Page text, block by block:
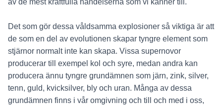
Det som gör dessa våldsamma explosioner så viktiga är att
de som en del av evolutionen skapar tyngre element som
stjärnor normalt inte kan skapa. Vissa supernovor
producerar till exempel kol och syre, medan andra kan
producera ännu tyngre grundämnen som järn, zink, silver,
tenn, guld, kvicksilver, bly och uran. Många av dessa
grundämnen finns i vår omgivning och till och med i oss,